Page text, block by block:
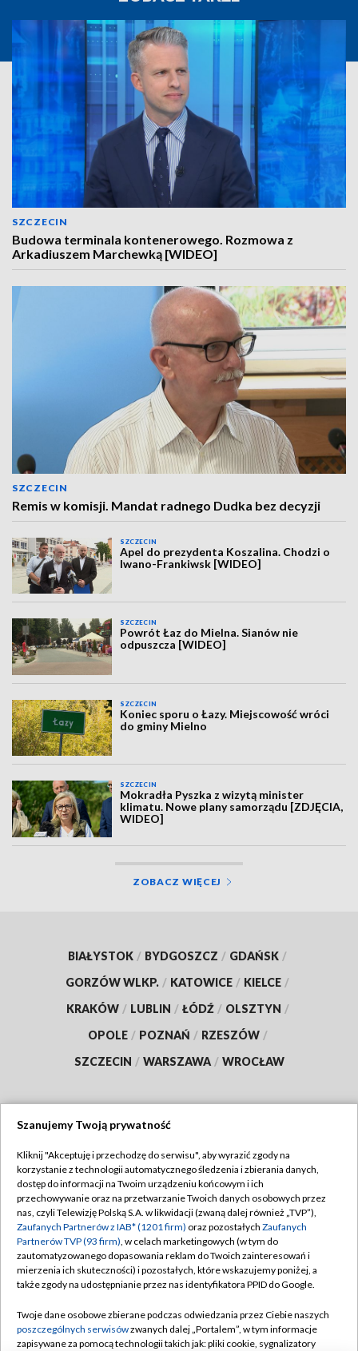
SZCZECIN
Budowa terminala kontenerowego. Rozmowa z
Arkadiuszem Marchewką [WIDEO]
SZCZECIN
Remis w komisji. Mandat radnego Dudka bez decyzji
SZCZECIN
Apel do prezydenta Koszalina. Chodzi o
Iwano-Frankiwsk [WIDEO]
SZCZECIN
Powrót Łaz do Mielna. Sianów nie
odpuszcza [WIDEO]
SZCZECIN
Koniec sporu o Łazy. Miejscowość wróci
do gminy Mielno
SZCZECIN
Mokradła Pyszka z wizytą minister
klimatu. Nowe plany samorządu [ZDJĘCIA,
WIDEO]
ZOBACZ WIĘCEJ
BIAŁYSTOK / BYDGOSZCZ / GDAŃSK /
GORZÓW WLKP. / KATOWICE / KIELCE /
KRAKÓW / LUBLIN / ŁÓDŹ / OLSZTYN /
OPOLE / POZNAŃ / RZESZÓW /
SZCZECIN / WARSZAWA / WROCŁAW
TVP
Abonament TVP
Emisja w TVP
Centrum informacji TVP
Naziemna Telewizja Cyfrowa
Rada Programowa
Regulamin TVP
Polityka prywatności
Moje zgody
Pomoc
Kontakt
Szanujemy Twoją prywatność
Kliknij "Akceptuję i przechodzę do serwisu", aby wyrazić zgody na
korzystanie z technologii automatycznego śledzenia i zbierania danych,
dostęp do informacji na Twoim urządzeniu końcowym i ich
przechowywanie oraz na przetwarzanie Twoich danych osobowych przez
nas, czyli Telewizję Polską S.A. w likwidacji (zwaną dalej również „TVP”),
Zaufanych Partnerów z IAB* (1201 firm) oraz pozostałych Zaufanych
Partnerów TVP (93 firm), w celach marketingowych (w tym do
zautomatyzowanego dopasowania reklam do Twoich zainteresowań i
mierzenia ich skuteczności) i pozostałych, które wskazujemy poniżej, a
także zgody na udostępnianie przez nas identyfikatora PPID do Google.
Twoje dane osobowe zbierane podczas odwiedzania przez Ciebie naszych
poszczególnych serwisówzwanych dalej „Portalem”, w tym informacje
zapisywane za pomocą technologii takich jak: pliki cookie, sygnalizatory